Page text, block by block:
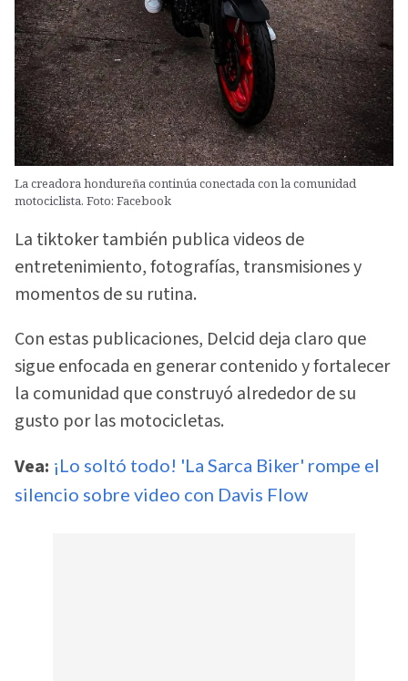
La creadora hondureña continúa conectada con la comunidad
motociclista. Foto: Facebook
La tiktoker también publica videos de
entretenimiento, fotografías, transmisiones y
momentos de su rutina.
Con estas publicaciones, Delcid deja claro que
sigue enfocada en generar contenido y fortalecer
la comunidad que construyó alrededor de su
gusto por las motocicletas.
Vea: ¡Lo soltó todo! 'La Sarca Biker' rompe el
silencio sobre video con Davis Flow